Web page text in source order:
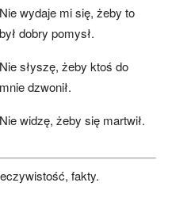
Nie wydaje mi się, żeby to
był dobry pomysł.
Nie słyszę, żeby ktoś do
mnie dzwonił.
Nie widzę, żeby się martwił.
fakty.